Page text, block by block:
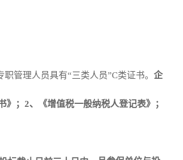
管理人员具有“三类人员”C类证书。 企
；2、《增值税一般纳税人登记表》；